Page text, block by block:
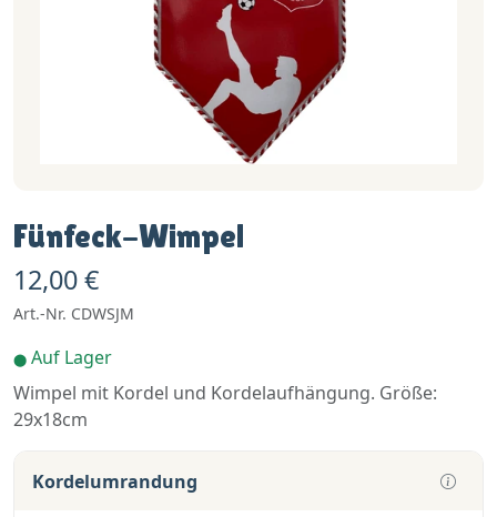
Fünfeck-Wimpel
12,00 €
Art.-Nr. CDWSJM
⬤ Auf Lager
Wimpel mit Kordel und Kordelaufhängung. Größe:
29x18cm
Kordelumrandung